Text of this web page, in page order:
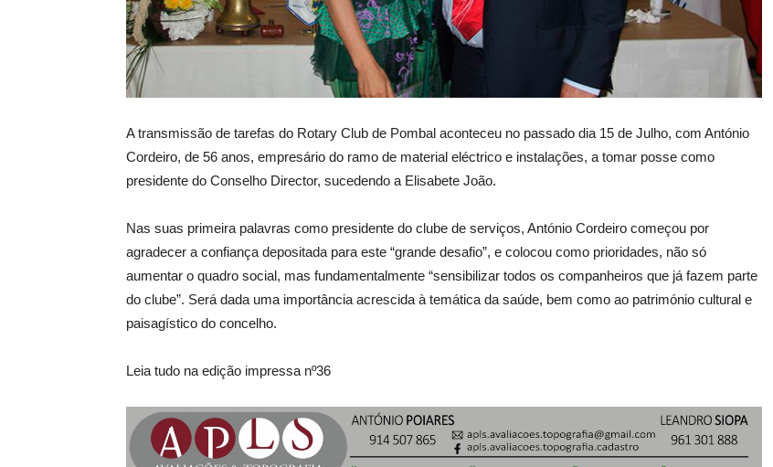
A transmissão de tarefas do Rotary Club de Pombal aconteceu no passado dia 15 de Julho, com António
Cordeiro, de 56 anos, empresário do ramo de material eléctrico e instalações, a tomar posse como
presidente do Conselho Director, sucedendo a Elisabete João.
Nas suas primeira palavras como presidente do clube de serviços, António Cordeiro começou por
agradecer a confiança depositada para este “grande desafio”, e colocou como prioridades, não só
aumentar o quadro social, mas fundamentalmente “sensibilizar todos os companheiros que já fazem parte
do clube”. Será dada uma importância acrescida à temática da saúde, bem como ao património cultural e
paisagístico do concelho.
Leia tudo na edição impressa nº36